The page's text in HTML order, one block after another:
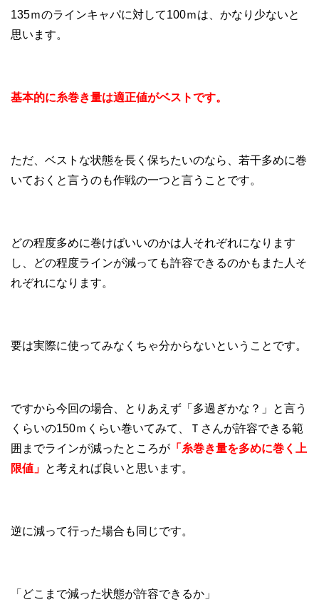
135ｍのラインキャパに対して100ｍは、かなり少ないと
思います。
基本的に糸巻き量は適正値がベストです。
ただ、ベストな状態を長く保ちたいのなら、若干多めに巻
いておくと言うのも作戦の一つと言うことです。
どの程度多めに巻けばいいのかは人それぞれになります
し、どの程度ラインが減っても許容できるのかもまた人そ
れぞれになります。
要は実際に使ってみなくちゃ分からないということです。
ですから今回の場合、とりあえず「多過ぎかな？」と言う
くらいの150ｍくらい巻いてみて、Ｔさんが許容できる範
囲までラインが減ったところが 「糸巻き量を多めに巻く上
限値」 と考えれば良いと思います。
逆に減って行った場合も同じです。
「どこまで減った状態が許容できるか」